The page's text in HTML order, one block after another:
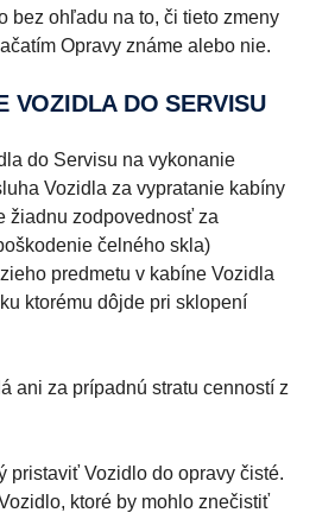
bez ohľadu na to, či tieto zmeny
Opravy známe alebo nie.
VOZIDLA DO SERVISU
do Servisu na vykonanie
Vozidla za vypratanie kabíny
žiadnu zodpovednosť za
čelného skla)
predmetu v kabíne Vozidla
ktorému dôjde pri sklopení
ani za prípadnú stratu cenností z
pristaviť Vozidlo do opravy čisté.
ktoré by mohlo znečistiť